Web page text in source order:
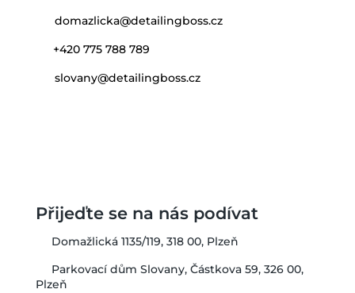
domazlicka@detailingboss.cz
+420 775 788 789
slovany@detailingboss.cz
Přijeďte se na nás podívat
Domažlická 1135/119, 318 00, Plzeň
Parkovací dům Slovany, Částkova 59, 326 00,
Plzeň